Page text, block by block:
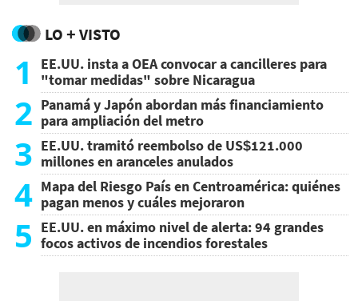
LO + VISTO
1
EE.UU. insta a OEA convocar a cancilleres para
"tomar medidas" sobre Nicaragua
2 Panamá y Japón abordan más financiamiento
para ampliación del metro
3 EE.UU. tramitó reembolso de US$121.000
millones en aranceles anulados
4 Mapa del Riesgo País en Centroamérica: quiénes
pagan menos y cuáles mejoraron
5 EE.UU. en máximo nivel de alerta: 94 grandes
focos activos de incendios forestales